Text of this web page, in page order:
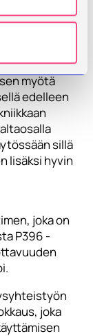
valmistaja
Vaikka
myötä
edelleen
sillä
lisäksi hyvin
joka on
P396 -
joka